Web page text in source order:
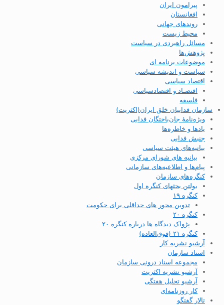
پیرامون ایران
افغانستان
روندهای جهانی
محیط زیست
مسائل راهبردی در سیاست
پژوهش‌ها
موضوعات برنامه ای
سیاست و اندیشه سیاسی
اقتصاد سیاسی
اقتصـاد و اقتصاد‌سیاسی
فلسفه
سازمان فداییان خلق ایران(اکثریت)
ویژه‌نامهٔ جان‌باختگان فدایی
یادها و خاطره‌ها
جنبش فدایی
بیانیه‌های هیئت سیاسی
بیانیه های شورای مرکزی
پیام‌ها و اطلاعیه‌های سازمانی
کنگره‌های سازمان
بولتن بحثهای کنگره اول
کنگره ۱۹
تدوین محور های حداقلی برای حکومت
کنگره ۲۰
پژواک دیدگاه ها درباره کنگره ۲۰
کنگره ۲۱ (فوق‌العاده)
آرشیو نشریه کار
اسناد سازمان
مجموعه اسناد درونی سازمان
آرشیو نشریه اکثریت
آرشیو تحلیل هفتگی
کار روزنامه‌ای
تالار گفتگو